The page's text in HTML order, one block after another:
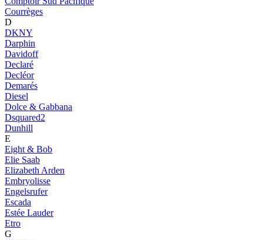
Courrèges
D
DKNY
Darphin
Davidoff
Declaré
Decléor
Demarés
Diesel
Dolce & Gabbana
Dsquared2
Dunhill
E
Eight & Bob
Elie Saab
Elizabeth Arden
Embryolisse
Engelsrufer
Escada
Estée Lauder
Etro
G